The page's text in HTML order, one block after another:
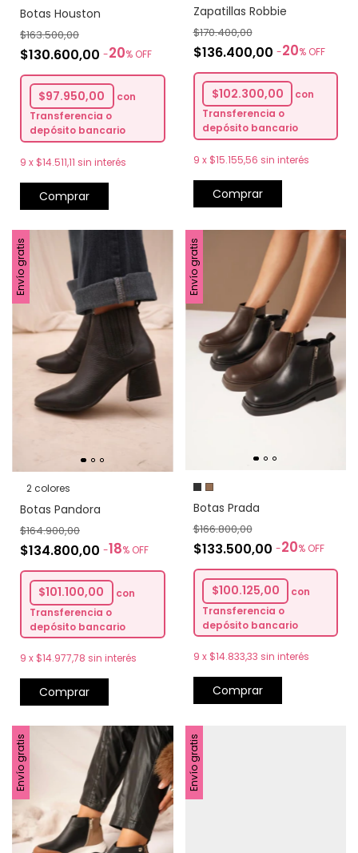
Botas Houston
$130.600,00 -20% OFF
$163.500,00
$97.950,00
con
Transferencia o
depósito bancario
9 x $14.511,11 sin interés
Comprar
Zapatillas Robbie
$136.400,00 -20% OFF
$170.400,00
$102.300,00
con
Transferencia o
depósito bancario
9 x $15.155,56 sin interés
Comprar
Envío gratis
2 colores
Botas Pandora
$134.800,00 -18% OFF
$164.900,00
$101.100,00
con
Transferencia o
depósito bancario
9 x $14.977,78 sin interés
Comprar
Envío gratis
Botas Prada
$133.500,00 -20% OFF
$166.800,00
$100.125,00
con
Transferencia o
depósito bancario
9 x $14.833,33 sin interés
Comprar
Envío gratis Envío gratis